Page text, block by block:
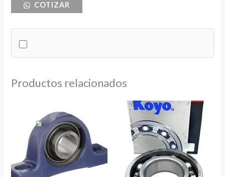
AMBAR
cantidad
COTIZAR
Productos relacionados